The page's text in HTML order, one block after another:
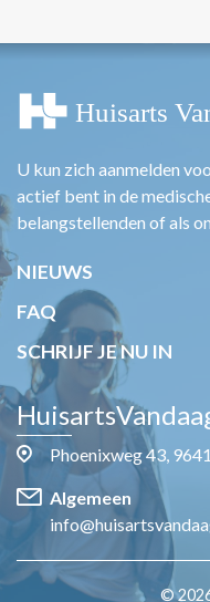
U kun zich aanmelden
actief bent in de
belangstellenden of als
NIEUWS
FAQ
SCHRIJF JE NU IN
Phoenixweg 43,
Algemeen
©